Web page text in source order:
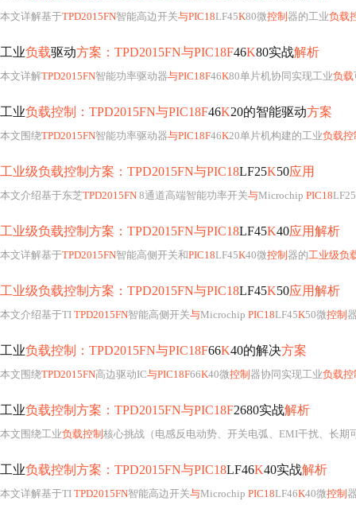
本文详解基于TPD2015FN智能高边开关与PIC18LF45K80微控制 器的工业负载
工业负载驱动方案：TPD2015FN与PIC18F46K80实战解析
本文详解TPD2015FN智能功率驱动器与PIC18F46K80单片机协同实现工业负载
工业负载控制：TPD2015FN与PIC18F46K20的智能驱动方案
本文围绕TPD2015FN智能功率驱动器与PIC18F46K20单片机构建的工业负载控
工业级负载控制方案：TPD2015FN与PIC18LF25K50应用
本文介绍基于东芝TPD2015FN 8通道高端智能功率开关与Microchip PIC18LF25
工业级负载控制方案：TPD2015FN与PIC18LF45K40应用解析
本文详解基于TPD2015FN智能高侧开关和PIC18LF45K40微控制 器的工业级负
工业级负载控制方案：TPD2015FN与PIC18LF45K50应用解析
本文介绍基于TI TPD2015FN智能高侧开关与Microchip PIC18LF45K50微控制
工业负载控制：TPD2015FN与PIC18F66K40的解决方案
本文围绕TPD2015FN高边驱动IC与PIC18F66K40微控制 器协同实现工业负载控
工业负载控制方案：TPD2015FN与PIC18F2680实战解析
本文围绕工业负载控制 核心挑战（电感反电动势、开关电弧、EMI干扰、长期
工业负载控制方案：TPD2015FN与PIC18LF46K40实战解析
本文详解基于TI TPD2015FN智能高边开关与Microchip PIC18LF46K40微控制